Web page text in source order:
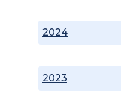
2023
2024